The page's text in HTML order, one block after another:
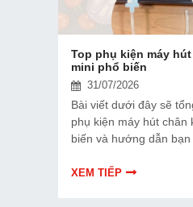
Top phụ kiện máy
mini phổ biến
31/07/2026
Bài viết dưới đây sẽ
phụ kiện máy hút chân
biến và hướng dẫn bạn
XEM TIẾP